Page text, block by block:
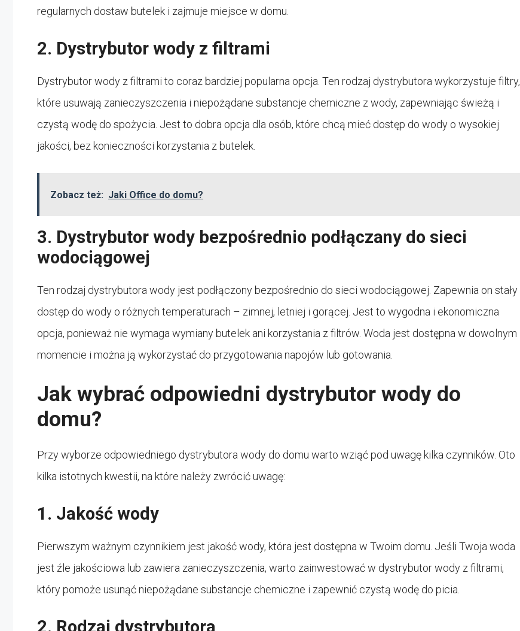
regularnych dostaw butelek i zajmuje miejsce w domu.
2. Dystrybutor wody z filtrami
Dystrybutor wody z filtrami to coraz bardziej popularna opcja. Ten rodzaj dystrybutora wykorzystuje filtry,
które usuwają zanieczyszczenia i niepożądane substancje chemiczne z wody, zapewniając świeżą i
czystą wodę do spożycia. Jest to dobra opcja dla osób, które chcą mieć dostęp do wody o wysokiej
jakości, bez konieczności korzystania z butelek.
Zobacz też: Jaki Office do domu?
3. Dystrybutor wody bezpośrednio podłączany do sieci
wodociągowej
Ten rodzaj dystrybutora wody jest podłączony bezpośrednio do sieci wodociągowej. Zapewnia on stały
dostęp do wody o różnych temperaturach – zimnej, letniej i gorącej. Jest to wygodna i ekonomiczna
opcja, ponieważ nie wymaga wymiany butelek ani korzystania z filtrów. Woda jest dostępna w dowolnym
momencie i można ją wykorzystać do przygotowania napojów lub gotowania.
Jak wybrać odpowiedni dystrybutor wody do
domu?
Przy wyborze odpowiedniego dystrybutora wody do domu warto wziąć pod uwagę kilka czynników. Oto
kilka istotnych kwestii, na które należy zwrócić uwagę:
1. Jakość wody
Pierwszym ważnym czynnikiem jest jakość wody, która jest dostępna w Twoim domu. Jeśli Twoja woda
jest źle jakościowa lub zawiera zanieczyszczenia, warto zainwestować w dystrybutor wody z filtrami,
który pomoże usunąć niepożądane substancje chemiczne i zapewnić czystą wodę do picia.
2. Rodzaj dystrybutora